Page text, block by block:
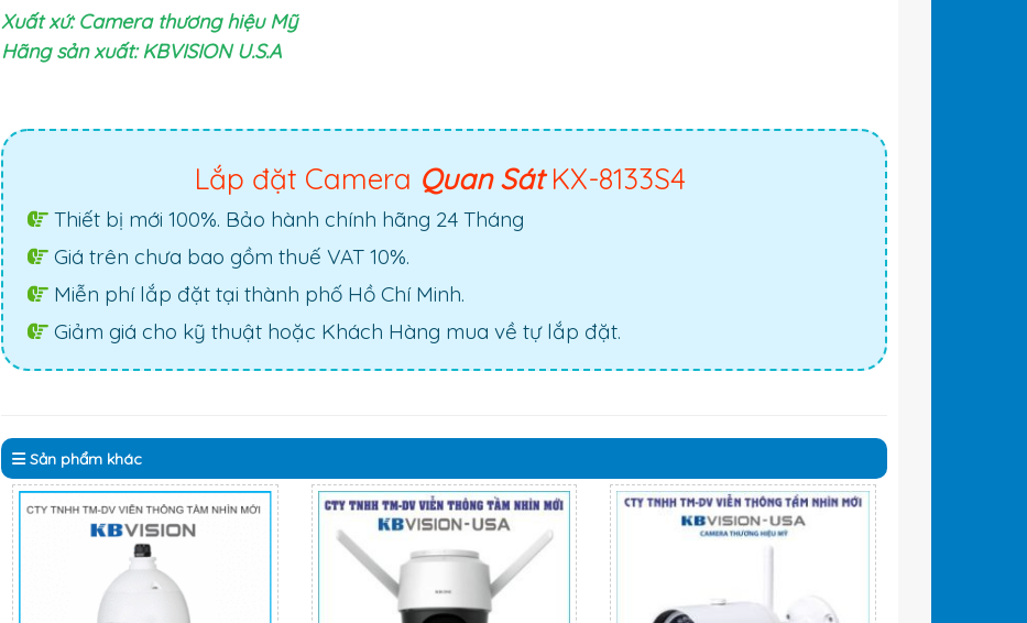
Xuất xứ: Camera thương hiệu Mỹ
Hãng sản xuất: KBVISION U.S.A
Lắp đặt Camera Quan SátKX-8133S4
Thiết bị mới 100%. Bảo hành chính hãng 24 Tháng
Giá trên chưa bao gồm thuế VAT 10%.
Miễn phí lắp đặt tại thành phố Hồ Chí Minh.
Giảm giá cho kỹ thuật hoặc Khách Hàng mua về tự lắp đặt.
Sản phẩm khác